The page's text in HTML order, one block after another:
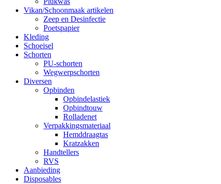
Vikan/Schoonmaak artikelen
Zeep en Desinfectie
Poetspapier
Kleding
Schoeisel
Schorten
PU-schorten
Wegwerpschorten
Diversen
Opbinden
Opbindelastiek
Opbindtouw
Rolladenet
Verpakkingsmateriaal
Hemddraagtas
Kratzakken
Handtellers
RVS
Aanbieding
Disposables